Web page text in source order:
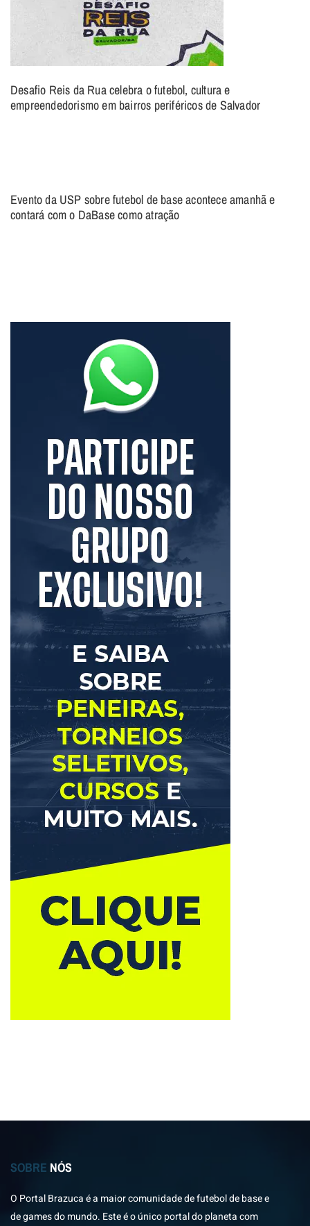
Desafio Reis da Rua celebra o futebol, cultura e
empreendedorismo em bairros periféricos de Salvador
Evento da USP sobre futebol de base acontece amanhã e
contará com o DaBase como atração
SOBRE NÓS
O Portal Brazuca é a maior comunidade de futebol de base e
de games do mundo. Este é o único portal do planeta com